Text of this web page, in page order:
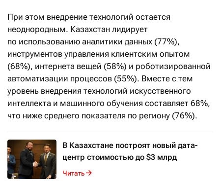
При этом внедрение технологий остается
неоднородным. Казахстан лидирует
по использованию аналитики данных (77%),
инструментов управления клиентским опытом
(68%), интернета вещей (58%) и роботизированной
автоматизации процессов (55%). Вместе с тем
уровень внедрения технологий искусственного
интеллекта и машинного обучения составляет 68%,
что ниже среднего показателя по региону (76%).
В Казахстане построят новый дата-
центр стоимостью до $3 млрд
Читать